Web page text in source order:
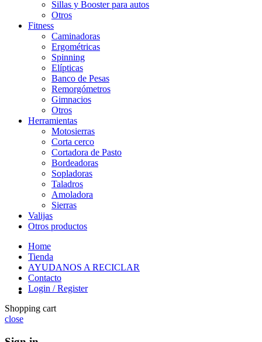
Sillas y Booster para autos
Otros
Fitness
Caminadoras
Ergométricas
Spinning
Elípticas
Banco de Pesas
Remorgómetros
Gimnacios
Otros
Herramientas
Motosierras
Corta cerco
Cortadora de Pasto
Bordeadoras
Sopladoras
Taladros
Amoladora
Sierras
Valijas
Otros productos
Home
Tienda
AYUDANOS A RECICLAR
Contacto
Login / Register
Shopping cart
close